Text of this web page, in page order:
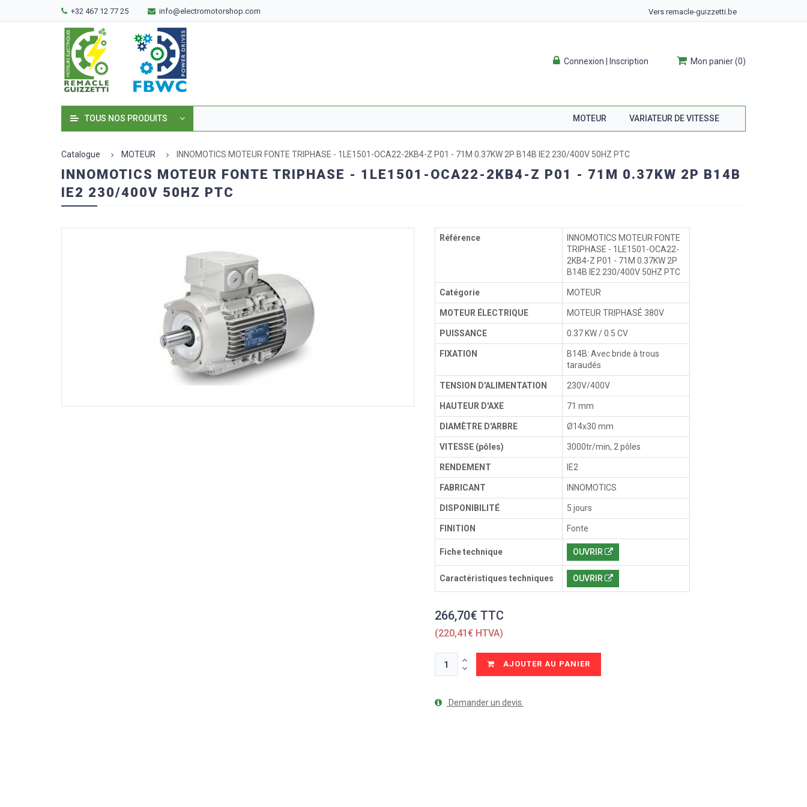
+32 467 12 77 25 info@electromotorshop.com Vers remacle-guizzetti.be
Connexion | Inscription Mon panier(0)
TOUS NOS PRODUITS VARIATEUR DE VITESSE
MOTEUR
Catalogue MOTEUR INNOMOTICS MOTEUR FONTE TRIPHASE - 1LE1501-OCA22-2KB4-Z P01 - 71M 0.37KW 2P B14B IE2 230/400V 50HZ PTC
INNOMOTICS MOTEUR FONTE TRIPHASE - 1LE1501-OCA22-2KB4-Z P01 - 71M 0.37KW 2P B14B
IE2 230/400V 50HZ PTC
Référence
INNOMOTICS MOTEUR FONTE
TRIPHASE - 1LE1501-OCA22-
2KB4-Z P01 - 71M 0.37KW 2P
B14B IE2 230/400V 50HZ PTC
Catégorie MOTEUR
MOTEUR ÉLECTRIQUE MOTEUR TRIPHASÉ 380V
PUISSANCE 0.37 KW / 0.5 CV
FIXATION
B14B: Avec bride à trous
taraudés
TENSION D'ALIMENTATION 230V/400V
HAUTEUR D'AXE 71 mm
DIAMÈTRE D'ARBRE Ø14x30 mm
VITESSE (pôles) 3000tr/min, 2 pôles
RENDEMENT IE2
FABRICANT INNOMOTICS
DISPONIBILITÉ 5 jours
FINITION Fonte
Fiche technique OUVRIR
Caractéristiques techniques OUVRIR
266,70€ TTC
(220,41€ HTVA)
AJOUTER AU PANIER
Demander un devis.